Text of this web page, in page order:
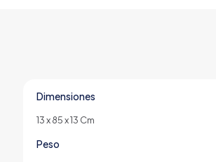
Dimensiones
13 x 85 x 13 Cm
Peso